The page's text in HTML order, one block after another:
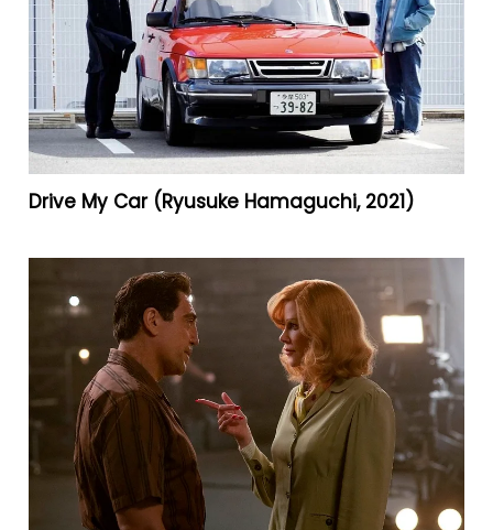
Drive My Car (Ryusuke Hamaguchi, 2021)